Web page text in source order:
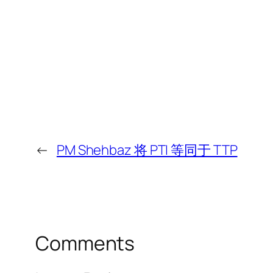
← PM Shehbaz 将 PTI 等同于 TTP
Comments